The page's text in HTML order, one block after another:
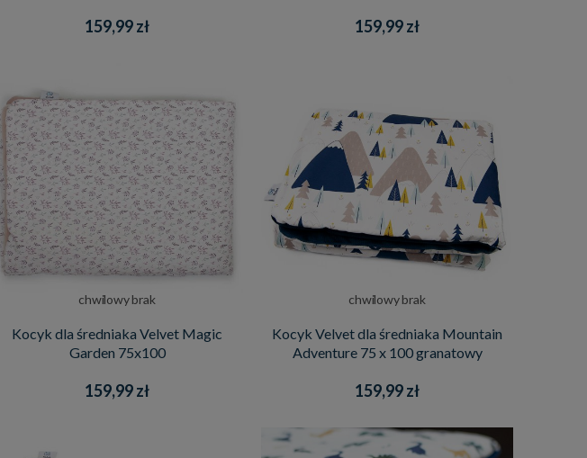
159,99 zł 159,99 zł
chwilowy brak
Kocyk dla średniaka Velvet Magic
Garden 75x100
159,99 zł
chwilowy brak
Kocyk Velvet dla średniaka Mountain
Adventure 75 x 100 granatowy
159,99 zł